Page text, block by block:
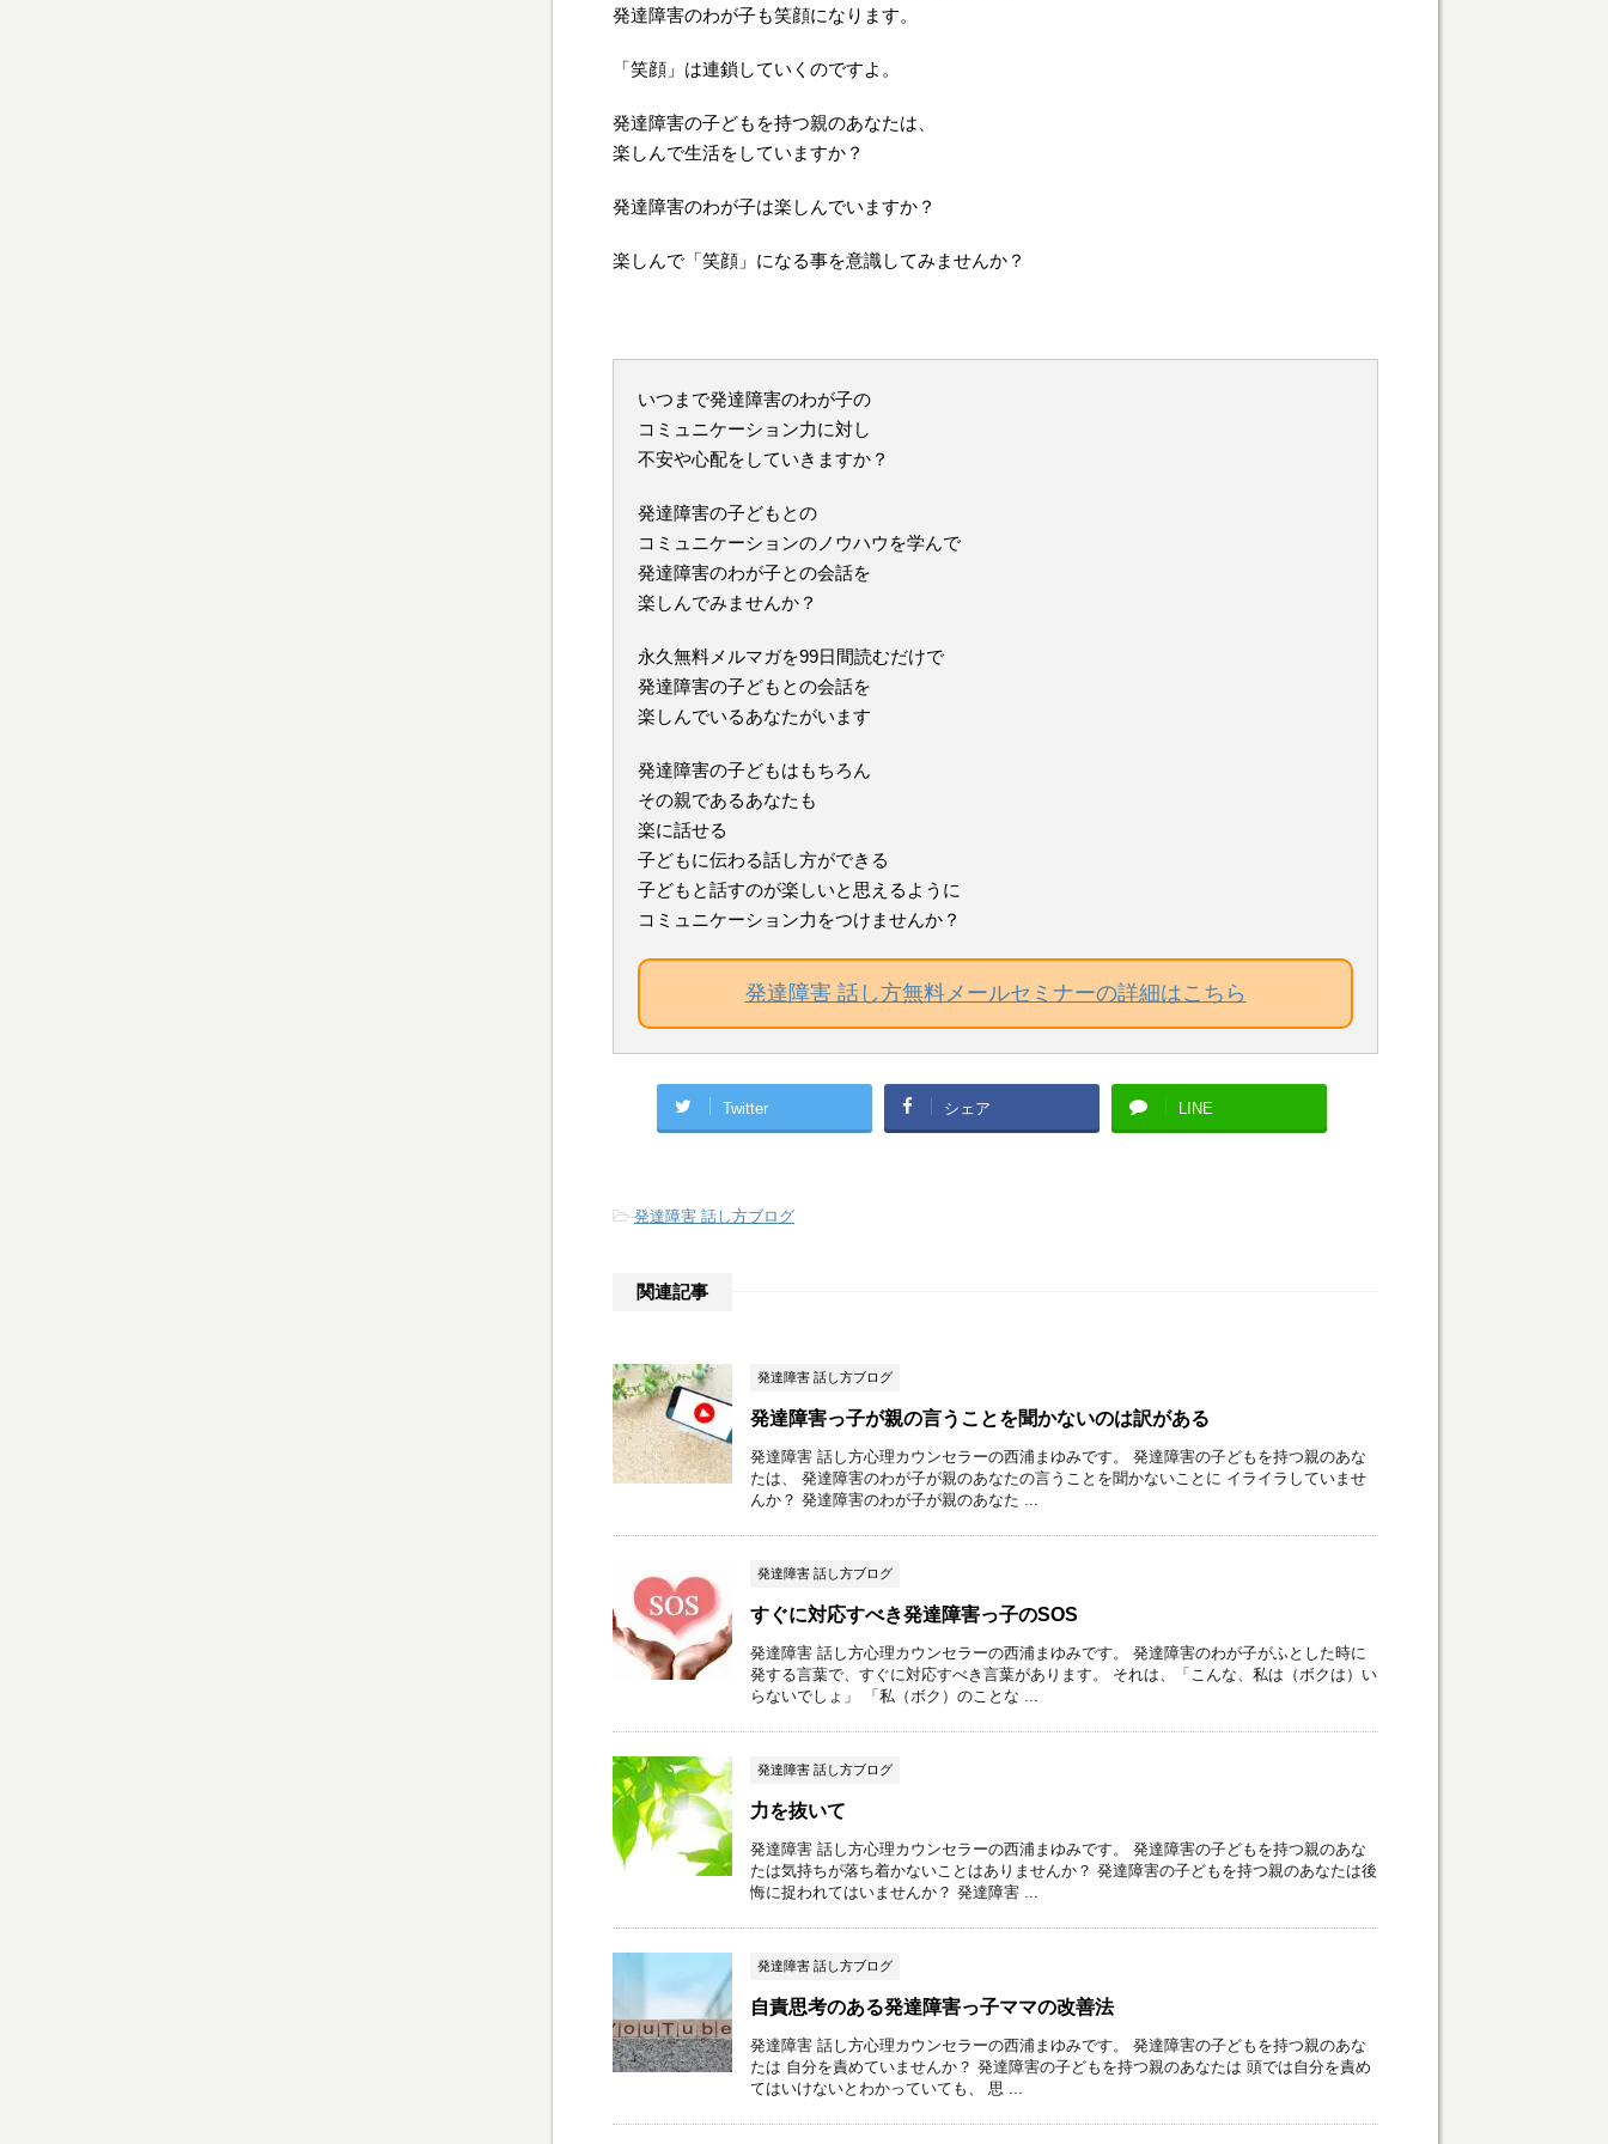
発達障害のわが子も笑顔になります。
「笑顔」は連鎖していくのですよ。
発達障害の子どもを持つ親のあなたは、
楽しんで生活をしていますか？
発達障害のわが子は楽しんでいますか？
楽しんで「笑顔」になる事を意識してみませんか？
いつまで発達障害のわが子の
コミュニケーション力に対し
不安や心配をしていきますか？
発達障害の子どもとの
コミュニケーションのノウハウを学んで
発達障害のわが子との会話を
楽しんでみませんか？
永久無料メルマガを99日間読むだけで
発達障害の子どもとの会話を
楽しんでいるあなたがいます
発達障害の子どもはもちろん
その親であるあなたも
楽に話せる
子どもに伝わる話し方ができる
子どもと話すのが楽しいと思えるように
コミュニケーション力をつけませんか？
発達障害 話し方無料メールセミナーの詳細はこちら
Twitter シェア LINE
-発達障害 話し方ブログ
関連記事
発達障害 話し方ブログ
発達障害っ子が親の言うことを聞かないのは訳がある
発達障害 話し方心理カウンセラーの西浦まゆみです。 発達障害の子どもを持つ親のあな
たは、 発達障害のわが子が親のあなたの言うことを聞かないことに イライラしていませ
んか？ 発達障害のわが子が親のあなた ...
発達障害 話し方ブログ
すぐに対応すべき発達障害っ子のSOS
発達障害 話し方心理カウンセラーの西浦まゆみです。 発達障害のわが子がふとした時に
発する言葉で、すぐに対応すべき言葉があります。 それは、「こんな、私は（ボクは）い
らないでしょ」 「私（ボク）のことな ...
発達障害 話し方ブログ
力を抜いて
発達障害 話し方心理カウンセラーの西浦まゆみです。 発達障害の子どもを持つ親のあな
たは気持ちが落ち着かないことはありませんか？ 発達障害の子どもを持つ親のあなたは後
悔に捉われてはいませんか？ 発達障害 ...
発達障害 話し方ブログ
自責思考のある発達障害っ子ママの改善法
発達障害 話し方心理カウンセラーの西浦まゆみです。 発達障害の子どもを持つ親のあな
たは 自分を責めていませんか？ 発達障害の子どもを持つ親のあなたは 頭では自分を責め
てはいけないとわかっていても、 思 ...